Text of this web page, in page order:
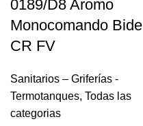
0189/D8 Aromo
Monocomando Bide
CR FV
Sanitarios – Griferías -
Termotanques, Todas las
categorias